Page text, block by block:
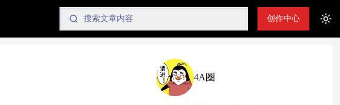
创作中心
4A圈